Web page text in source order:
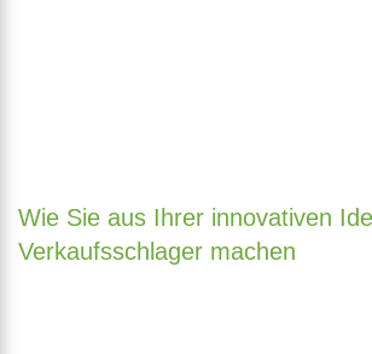
Wie Sie aus Ihrer innovativen
Verkaufsschlager machen